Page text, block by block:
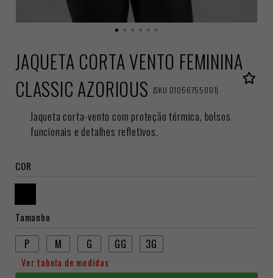
JAQUETA CORTA VENTO FEMININA
CLASSIC AZORIOUS (SKU 01056755001)
Jaqueta corta-vento com proteção térmica, bolsos
funcionais e detalhes refletivos.
COR
Tamanho
P M G GG 3G
Ver tabela de medidas